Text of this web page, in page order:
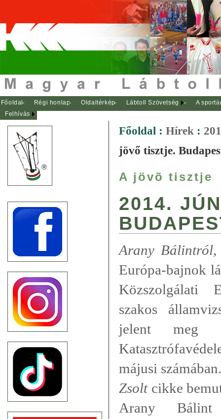
Főoldal Régi honlap Oldaltérkép Lábtoll Szövetség
A
Felhívás
Főoldal : Hírek :
jövő tisztje.
A jövõ tisztje
2014.
Arany Bálintról,
Európa-bajnok
Közszolgálati
szakos
jelent meg
májusi
Zsoltcikke
Arany Bálint